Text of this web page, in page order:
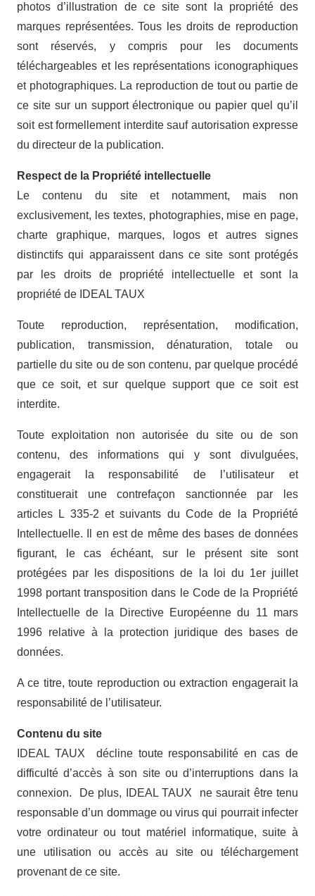
photos d’illustration de ce site sont la propriété des
marques représentées. Tous les droits de reproduction
sont réservés, y compris pour les documents
téléchargeables et les représentations iconographiques
et photographiques. La reproduction de tout ou partie de
ce site sur un support électronique ou papier quel qu’il
soit est formellement interdite sauf autorisation expresse
du directeur de la publication.
Respect de la Propriété intellectuelle
Le contenu du site et notamment, mais non
exclusivement, les textes, photographies, mise en page,
charte graphique, marques, logos et autres signes
distinctifs qui apparaissent dans ce site sont protégés
par les droits de propriété intellectuelle et sont la
propriété de IDEAL TAUX
Toute reproduction, représentation, modification,
publication, transmission, dénaturation, totale ou
partielle du site ou de son contenu, par quelque procédé
que ce soit, et sur quelque support que ce soit est
interdite.
Toute exploitation non autorisée du site ou de son
contenu, des informations qui y sont divulguées,
engagerait la responsabilité de l’utilisateur et
constituerait une contrefaçon sanctionnée par les
articles L 335-2 et suivants du Code de la Propriété
Intellectuelle. Il en est de même des bases de données
figurant, le cas échéant, sur le présent site sont
protégées par les dispositions de la loi du 1er juillet
1998 portant transposition dans le Code de la Propriété
Intellectuelle de la Directive Européenne du 11 mars
1996 relative à la protection juridique des bases de
données.
A ce titre, toute reproduction ou extraction engagerait la
responsabilité de l’utilisateur.
Contenu du site
IDEAL TAUX décline toute responsabilité en cas de
difficulté d’accès à son site ou d’interruptions dans la
connexion. De plus, IDEAL TAUX ne saurait être tenu
responsable d’un dommage ou virus qui pourrait infecter
votre ordinateur ou tout matériel informatique, suite à
une utilisation ou accès au site ou téléchargement
provenant de ce site.